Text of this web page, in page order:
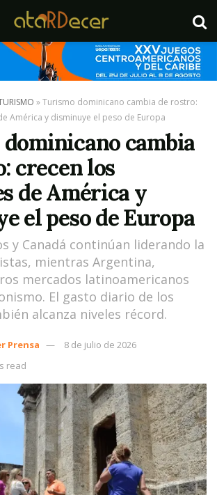
»Turismo dominicano cambia de rostro:
América y disminuye el peso de Europa
cambia
crecen los
de América y
el peso de Europa
y Canadá continúan liderando la
mientras Argentina,
mercados latinoamericanos
El gasto diario de los
alcanza niveles récord.
Prensa
8 de julio de 2026
read